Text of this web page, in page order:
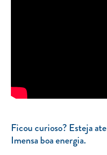
Ficou curioso? Esteja
Imensa boa energia.